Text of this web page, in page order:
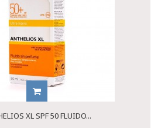
XL SPF 50 FLUIDO...